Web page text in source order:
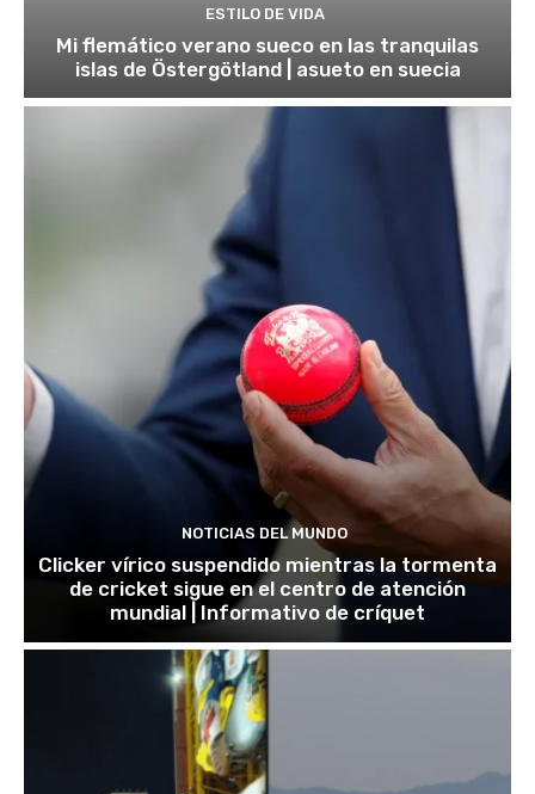
ESTILO DE VIDA
Mi flemático verano sueco en las tranquilas
islas de Östergötland | asueto en suecia
NOTICIAS DEL MUNDO
Clicker vírico suspendido mientras la tormenta
de cricket sigue en el centro de atención
mundial | Informativo de críquet